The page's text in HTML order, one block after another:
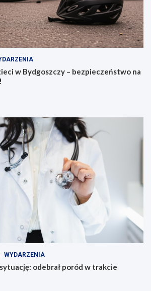
w Bydgoszczy – bezpieczeństwo na
WYDARZENIA
odebrał poród w trakcie